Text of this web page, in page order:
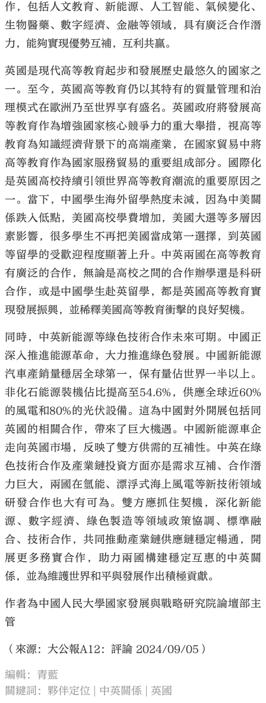
作，包括人文教育、新能源、人工智能、氣候變化、
生物醫藥、數字經濟、金融等領域，具有廣泛合作潛
力，能夠實現優勢互補，互利共贏。
英國是現代高等教育起步和發展歷史最悠久的國家之
一。至今，英國高等教育仍以其特有的質量管理和治
理模式在歐洲乃至世界享有盛名。英國政府將發展高
等教育作為增強國家核心競爭力的重大舉措，視高等
教育為知識經濟背景下的高端產業，在國家貿易中將
高等教育作為國家服務貿易的重要組成部分。國際化
是英國高校持續引領世界高等教育潮流的重要原因之
一。當下，中國學生海外留學熱度未減，因為中美關
係跌入低點，美國高校學費增加，美國大選等多層因
素影響，很多學生不再把美國當成第一選擇，到英國
等留學的受歡迎程度顯著上升。中英兩國在高等教育
有廣泛的合作，無論是高校之間的合作辦學還是科研
合作，或是中國學生赴英留學，都是英國高等教育實
現發展振興，並稀釋美國高等教育衝擊的良好契機。
同時，中英新能源等綠色技術合作未來可期。中國正
深入推進能源革命，大力推進綠色發展。中國新能源
汽車產銷量穩居全球第一，保有量佔世界一半以上。
非化石能源裝機佔比提高至54.6%，供應全球近60%
的風電和80%的光伏設備。這為中國對外開展包括同
英國的相關合作，帶來了巨大機遇。中國新能源車企
走向英國市場，反映了雙方供需的互補性。中英在綠
色技術合作及產業鏈投資方面亦是需求互補、合作潛
力巨大，兩國在氫能、漂浮式海上風電等新技術領域
研發合作也大有可為。雙方應抓住契機，深化新能
源、數字經濟、綠色製造等領域政策協調、標準融
合、技術合作，共同推動產業鏈供應鏈穩定暢通，開
展更多務實合作，助力兩國構建穩定互惠的中英關
係，並為維護世界和平與發展作出積極貢獻。
作者為中國人民大學國家發展與戰略研究院論壇部主
管
（來源：大公報A12：評論 2024/09/05）
編輯：青藍
關鍵詞： 夥伴定位 中英關係 英國